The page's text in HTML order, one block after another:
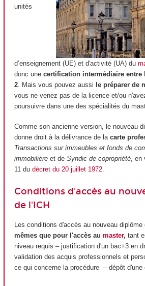
unités
d’enseignement (UE) et d'activité (UA) du
donc une certification intermédiaire entre
2 . Mais vous pouvez aussi le préparer de
vous ne venez pas de la licence et/ou
poursuivre dans une des spécialités du
Comme son ancienne version, le nouveau
donne droit à la délivrance de la carte
Transactions sur immeubles et fonds de
immobilière et de Syndic de copropriété, en
11 du décret du 20 juillet 1972.
Conditions d'accès au
de l'ICH
Les conditions d'accès au nouveau diplôme
mêmes que pour l'accès au master, tant
niveau requis – justification d'un bac+3 en
validation des acquis professionnels et
ce qui concerne la procédure – dépôt d'une